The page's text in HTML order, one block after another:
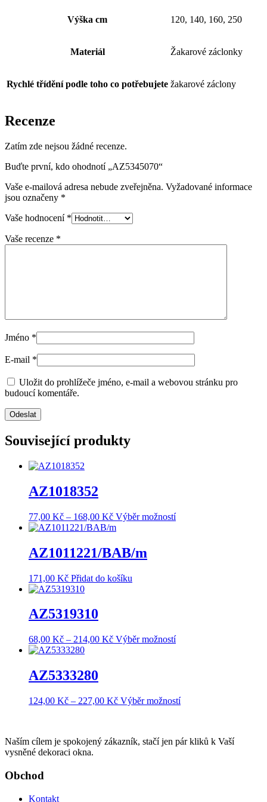
Výška cm 120, 140, 160, 250
Materiál Žakarové záclonky
Rychlé třídění podle toho co potřebujete žakarové záclony
Recenze
Zatím zde nejsou žádné recenze.
Buďte první, kdo ohodnotí „AZ5345070“
Vaše e-mailová adresa nebude zveřejněna. Vyžadované informace
jsou označeny *
Vaše hodnocení *
Vaše recenze *
Jméno *
E-mail *
Uložit do prohlížeče jméno, e-mail a webovou stránku pro
budoucí komentáře.
Související produkty
AZ1018352
77,00 Kč – 168,00 KčRozpětí
cen:
až
168,00 Kč
Výběr možnostíTento
AZ1011221/BAB/m
171,00 Kč Přidat do košíku
AZ5319310
68,00 Kč – 214,00 KčRozpětí
Výběr možnostíTento
lze
stránce
produktu
AZ5333280
124,00 Kč – 227,00 KčRozpětí
227,00 Kč
Výběr možnostíTento
variant.
Naším cílem je spokojený zákazník, stačí jen pár kliků k Vaší
vysněné dekoraci okna.
Obchod
Kontakt